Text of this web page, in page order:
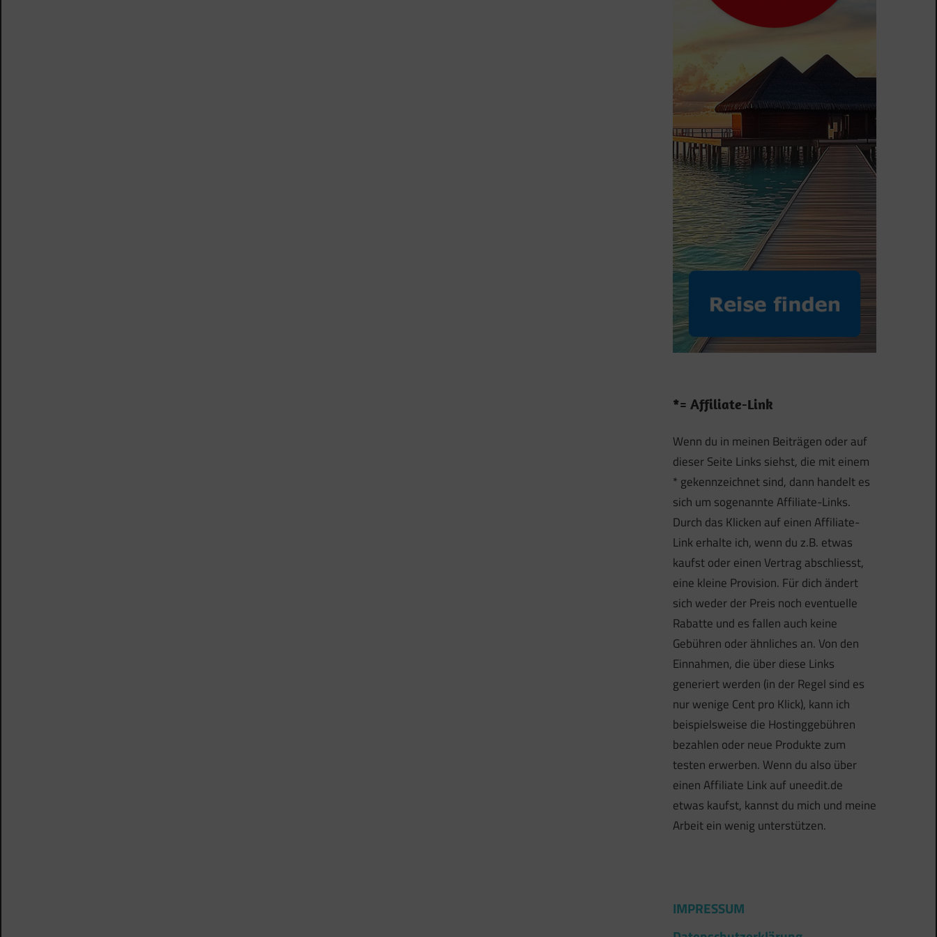
*= Affiliate-Link
Wenn du in meinen Beiträgen oder auf
dieser Seite Links siehst, die mit einem
* gekennzeichnet sind, dann handelt es
sich um sogenannte Affiliate-Links.
Durch das Klicken auf einen Affiliate-
Link erhalte ich, wenn du z.B. etwas
kaufst oder einen Vertrag abschliesst,
eine kleine Provision. Für dich ändert
sich weder der Preis noch eventuelle
Rabatte und es fallen auch keine
Gebühren oder ähnliches an. Von den
Einnahmen, die über diese Links
generiert werden (in der Regel sind es
nur wenige Cent pro Klick), kann ich
beispielsweise die Hostinggebühren
bezahlen oder neue Produkte zum
testen erwerben. Wenn du also über
einen Affiliate Link auf uneedit.de
etwas kaufst, kannst du mich und meine
Arbeit ein wenig unterstützen.
IMPRESSUM